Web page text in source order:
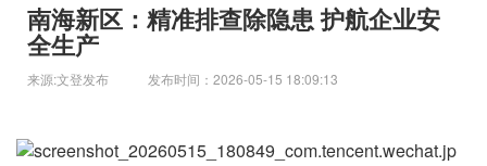
南海新区：精准排查除隐患 护航企业安
全生产
来源:文登发布 发布时间：2026-05-15 18:09:13